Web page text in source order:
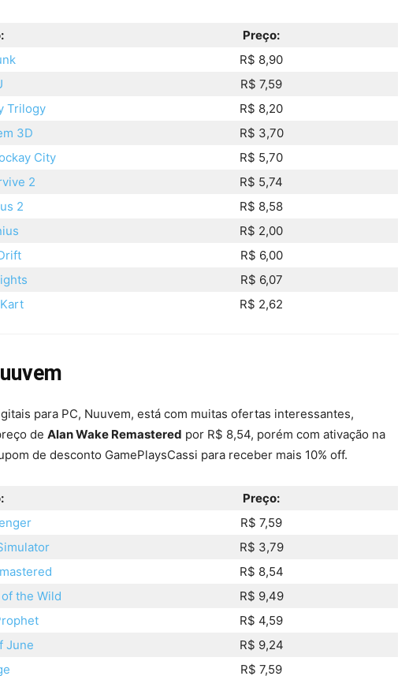
Preço:
R$ 8,90
R$ 7,59
Trilogy
R$ 8,20
3D
R$ 3,70
City
R$ 5,70
2
R$ 5,74
2
R$ 8,58
R$ 2,00
R$ 6,00
R$ 6,07
R$ 2,62
para PC, Nuuvem, está com muitas ofertas interessantes,
de Alan Wake Remastered por R$ 8,54, porém com ativação na
de desconto GamePlaysCassi para receber mais 10% off.
Preço:
R$ 7,59
R$ 3,79
R$ 8,54
the Wild
R$ 9,49
R$ 4,59
June
R$ 9,24
R$ 7,59